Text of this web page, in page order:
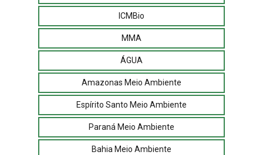
ICMBio
MMA
ÁGUA
Amazonas Meio Ambiente
Espírito Santo Meio Ambiente
Paraná Meio Ambiente
Bahia Meio Ambiente